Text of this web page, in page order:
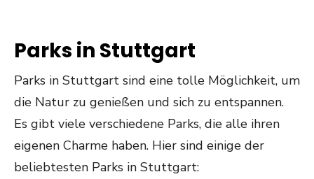
Parks in Stuttgart
Parks in Stuttgart sind eine tolle Möglichkeit, um
die Natur zu genießen und sich zu entspannen.
Es gibt viele verschiedene Parks, die alle ihren
eigenen Charme haben. Hier sind einige der
beliebtesten Parks in Stuttgart: